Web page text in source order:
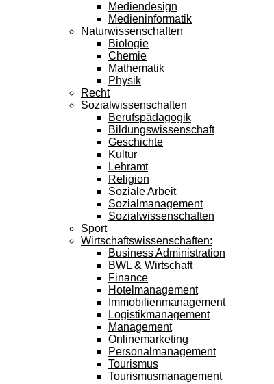
Mediendesign
Medieninformatik
Naturwissenschaften
Biologie
Chemie
Mathematik
Physik
Recht
Sozialwissenschaften
Berufspädagogik
Bildungswissenschaft
Geschichte
Kultur
Lehramt
Religion
Soziale Arbeit
Sozialmanagement
Sozialwissenschaften
Sport
Wirtschaftswissenschaften:
Business Administration
BWL & Wirtschaft
Finance
Hotelmanagement
Immobilienmanagement
Logistikmanagement
Management
Onlinemarketing
Personalmanagement
Tourismus
Tourismusmanagement